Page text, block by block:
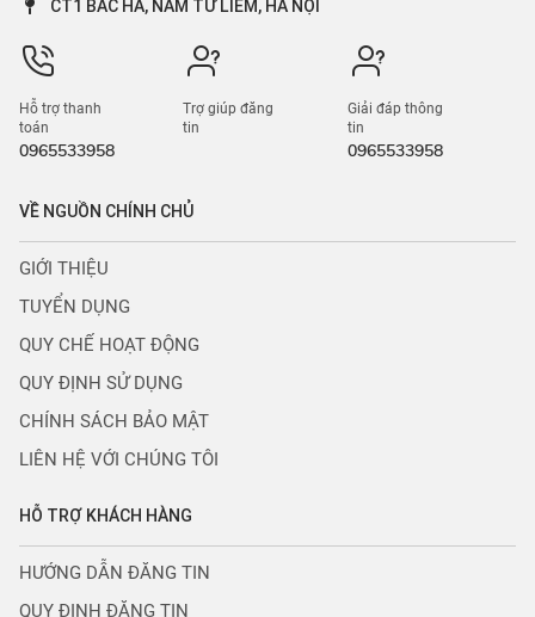
CT1 BẮC HÀ, NAM TỪ LIÊM, HÀ NỘI
Hỗ trợ thanh
toán
0965533958
Trợ giúp đăng
tin
Giải đáp thông
tin
0965533958
VỀ NGUỒN CHÍNH CHỦ
GIỚI THIỆU
TUYỂN DỤNG
QUY CHẾ HOẠT ĐỘNG
QUY ĐỊNH SỬ DỤNG
CHÍNH SÁCH BẢO MẬT
LIÊN HỆ VỚI CHÚNG TÔI
HỖ TRỢ KHÁCH HÀNG
HƯỚNG DẪN ĐĂNG TIN
QUY ĐỊNH ĐĂNG TIN